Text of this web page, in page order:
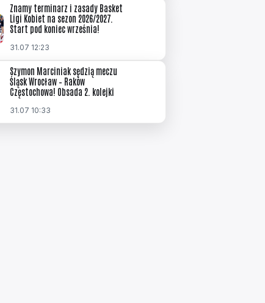
Znamy terminarz i zasady Basket
Ligi Kobiet na sezon 2026/2027.
Start pod koniec września!
31.07 12:23
Szymon Marciniak sędzią meczu
Śląsk Wrocław – Raków
Częstochowa! Obsada 2. kolejki
31.07 10:33